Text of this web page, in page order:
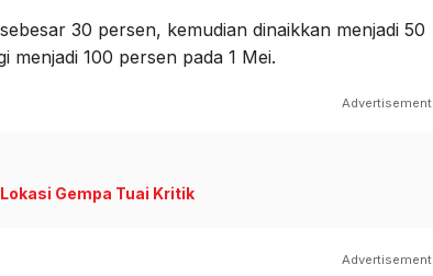
30 persen, kemudian dinaikkan menjadi 50
menjadi 100 persen pada 1 Mei.
Advertisement
Gempa Tuai Kritik
Advertisement